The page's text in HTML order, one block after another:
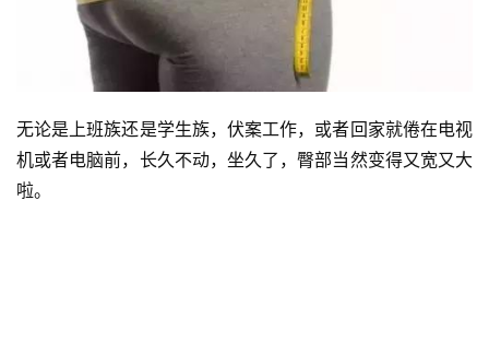
无论是上班族还是学生族，伏案工作，或者回家就倦在电视
机或者电脑前，长久不动，坐久了，臀部当然变得又宽又大
啦。